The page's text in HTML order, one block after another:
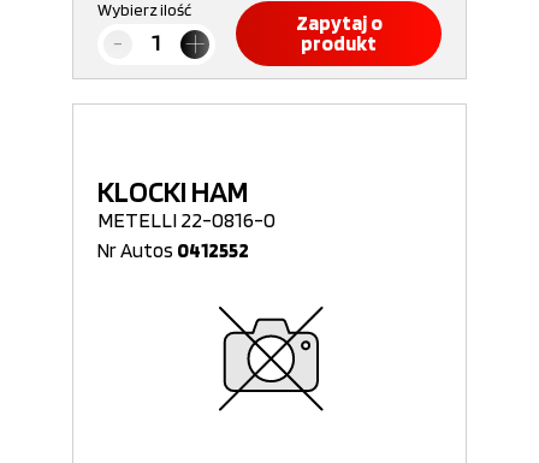
Wybierz ilość
Zapytaj o
produkt
KLOCKI HAM
METELLI 22-0816-0
Nr Autos 0412552